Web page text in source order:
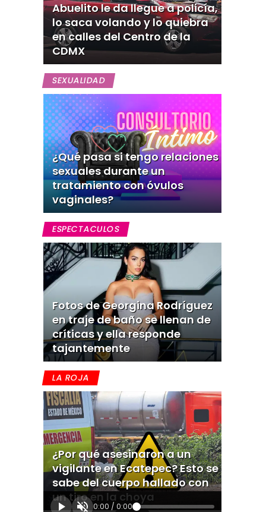
Abuelito le da llegue a policía,
lo saca volando y lo quiebra
en calles del Centro de la
CDMX
SEXUALIDAD
¿Qué pasa si tengo relaciones
sexuales durante un
tratamiento con óvulos
vaginales?
ESPECTACULOS
Fotos de Georgina Rodríguez
en traje de baño se llenan de
críticas y ella responde
tajantemente
LA ROJA
¿Por qué asesinaron a un
vigilante en Ecatepec? Esto se
sabe del cuerpo hallado con
un tiro en la choya
0:00 / 0:00